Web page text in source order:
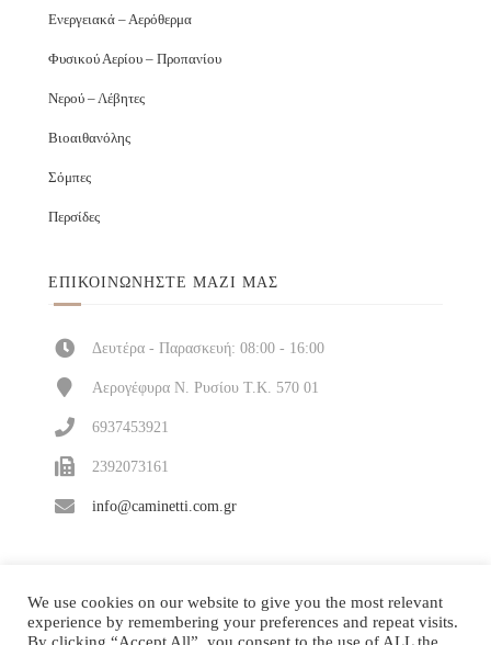
Ενεργειακά – Αερόθερμα
Φυσικού Αερίου – Προπανίου
Νερού – Λέβητες
Βιοαιθανόλης
Σόμπες
Περσίδες
ΕΠΙΚΟΙΝΩΝΉΣΤΕ ΜΑΖΊ ΜΑΣ
Δευτέρα - Παρασκευή: 08:00 - 16:00
Αερογέφυρα Ν. Ρυσίου Τ.Κ. 570 01
6937453921
2392073161
info@caminetti.com.gr
We use cookies on our website to give you the most relevant
experience by remembering your preferences and repeat visits.